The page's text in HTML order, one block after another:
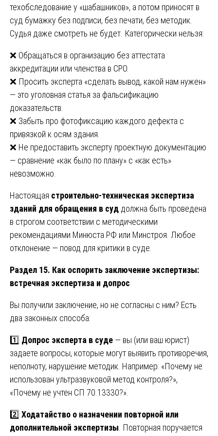
техобследование у «шабашников», а потом приносят в
суд бумажку без подписи, без печати, без методик.
Судья даже смотреть не будет. Категорически нельзя:
❌ Обращаться в организацию без аттестата
аккредитации или членства в СРО.
❌ Просить эксперта «сделать вывод, какой нам нужен»
— это уголовная статья за фальсификацию
доказательств.
❌ Забыть про фотофиксацию каждого дефекта с
привязкой к осям здания.
❌ Не предоставить эксперту проектную документацию
— сравнение «как было по плану» с «как есть»
невозможно.
Настоящая строительно-техническая экспертиза
зданий для обращения в суд должна быть проведена
в строгом соответствии с методическими
рекомендациями Минюста РФ или Минстроя. Любое
отклонение — повод для критики в суде.
Раздел 15. Как оспорить заключение экспертизы:
встречная экспертиза и допрос
Вы получили заключение, но не согласны с ним? Есть
два законных способа:
1️⃣ Допрос эксперта в суде — вы (или ваш юрист)
задаете вопросы, которые могут выявить противоречия,
неполноту, нарушение методик. Например: «Почему не
использован ультразвуковой метод контроля?»,
«Почему не учтен СП 70.13330?».
2️⃣ Ходатайство о назначении повторной или
дополнительной экспертизы . Повторная поручается